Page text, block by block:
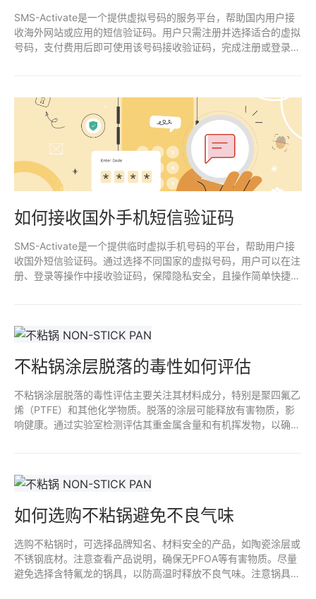
SMS-Activate是一个提供虚拟号码的服务平台，帮助国内用户接
收海外网站或应用的短信验证码。用户只需注册并选择适合的虚拟
号码，支付费用后即可使用该号码接收验证码，完成注册或登录操
如何接收国外手机短信验证码
SMS-Activate是一个提供临时虚拟手机号码的平台，帮助用户接
收国外短信验证码。通过选择不同国家的虚拟号码，用户可以在注
册、登录等操作中接收验证码，保障隐私安全，且操作简单快捷。
不粘锅涂层脱落的毒性如何评估
不粘锅涂层脱落的毒性评估主要关注其材料成分，特别是聚四氟乙
烯（PTFE）和其他化学物质。脱落的涂层可能释放有害物质，影
响健康。通过实验室检测评估其重金属含量和有机挥发物，以确定
如何选购不粘锅避免不良气味
选购不粘锅时，可选择品牌知名、材料安全的产品，如陶瓷涂层或
不锈钢底材。注意查看产品说明，确保无PFOA等有害物质。尽量
避免选择含特氟龙的锅具，以防高温时释放不良气味。注意锅具的